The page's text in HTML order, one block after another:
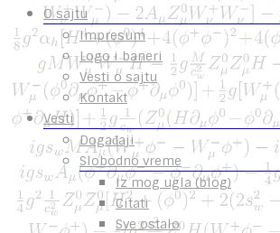
O sajtu
Impresum
Logo i baneri
Vesti o sajtu
Kontakt
Vesti
Događaji
Slobodno vreme
Iz mog ugla (blog)
Citati
Sve ostalo